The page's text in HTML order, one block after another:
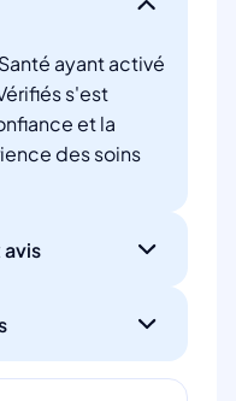
ayant activé
s'est
et la
des soins
avis